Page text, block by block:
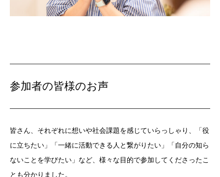
参加者の皆様のお声
皆さん、それぞれに想いや社会課題を感じていらっしゃり、「役
に立ちたい」「一緒に活動できる人と繋がりたい」「自分の知ら
ないことを学びたい」など、様々な目的で参加してくださったこ
とも分かりました。